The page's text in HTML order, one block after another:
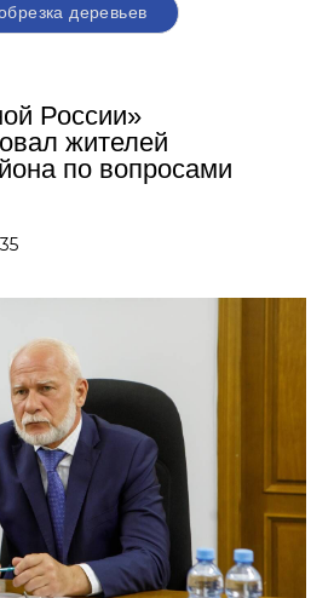
деревьев
России»
жителей
по вопросами